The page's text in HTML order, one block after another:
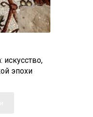
искусство,
эпохи